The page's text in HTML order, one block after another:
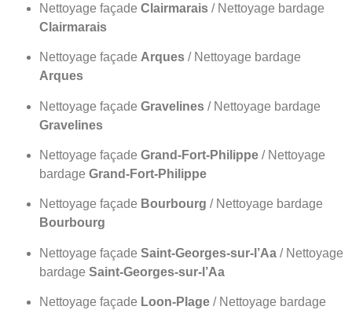
Nettoyage façade Clairmarais / Nettoyage bardage
Clairmarais
Nettoyage façade Arques / Nettoyage bardage
Arques
Nettoyage façade Gravelines / Nettoyage bardage
Gravelines
Nettoyage façade Grand-Fort-Philippe / Nettoyage
bardage Grand-Fort-Philippe
Nettoyage façade Bourbourg / Nettoyage bardage
Bourbourg
Nettoyage façade Saint-Georges-sur-l’Aa / Nettoyage
bardage Saint-Georges-sur-l’Aa
Nettoyage façade Loon-Plage / Nettoyage bardage